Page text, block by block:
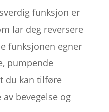
funksjon er
lar deg reversere
funksjonen egner
pumpende
du kan tilføre
bevegelse og